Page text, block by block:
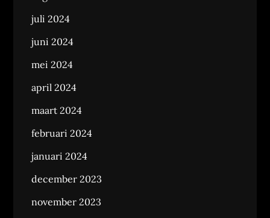
juli 2024
juni 2024
mei 2024
april 2024
maart 2024
februari 2024
januari 2024
december 2023
november 2023